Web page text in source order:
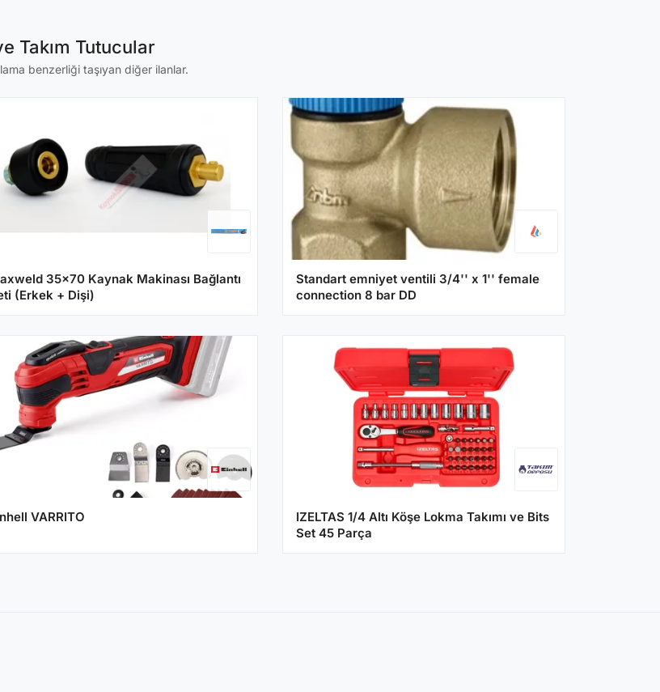
Takım Tutucular
benzerliği taşıyan diğer ilanlar.
35x70 Kaynak Makinası Bağlantı
(Erkek + Dişi)
Standart emniyet ventili 3/4'' x 1'' female
connection 8 bar DD
VARRITO
IZELTAS 1/4 Altı Köşe Lokma Takımı ve Bits
Set 45 Parça